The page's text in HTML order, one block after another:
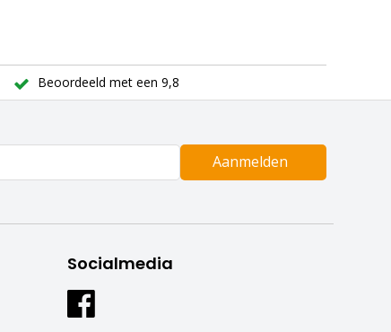
Beoordeeld met een 9,8
Aanmelden
Socialmedia